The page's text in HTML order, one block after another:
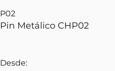
P02
Pin Metálico CHP02
Desde: